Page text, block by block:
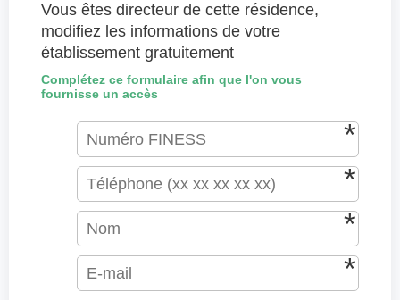
Vous êtes directeur de cette résidence,
modifiez les informations de votre
établissement gratuitement
Complétez ce formulaire afin que l'on vous
fournisse un accès